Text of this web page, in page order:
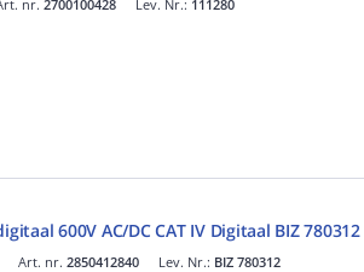
nr. 2700100428 Lev. Nr.: 111280
600V AC/DC CAT IV Digitaal BIZ 780312
Art. nr. 2850412840 Lev. Nr.: BIZ 780312